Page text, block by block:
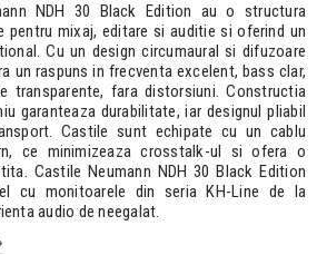
NDH 30 Black Edition au o structura
pentru mixaj, editare si auditie si oferind un
Cu un design circumaural si difuzoare
un raspuns in frecventa excelent, bass clar,
transparente, fara distorsiuni. Constructia
garanteaza durabilitate, iar designul pliabil
Castile sunt echipate cu un cablu
ce minimizeaza crosstalk-ul si ofera o
Castile Neumann NDH 30 Black Edition
cu monitoarele din seria KH-Line de la
audio de neegalat.